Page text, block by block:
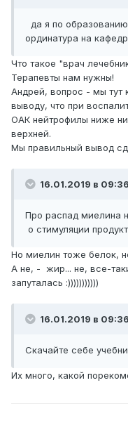
да я по
ординатура на
Что такое "врач
Терапевты нам нужны!
Андрей, вопрос - мы тут
выводу, что при
ОАК нейтрофилы ниже
верхней.
Мы правильный вывод
16.01.2019 в
Про распад миелина
о стимуляции
Но миелин тоже белок,
А не, - жир... не, все-
запуталась :)))))))))))
16.01.2019 в
Скачайте себе
Их много, какой